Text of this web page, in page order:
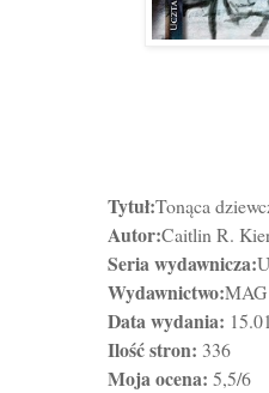
Tytuł:Tonąca
Autor:Caitlin R.
Seria wydawnicza:
Wydawnictwo:MAG
Data wydania:
Ilość stron: 336
Moja ocena: 5,5/6